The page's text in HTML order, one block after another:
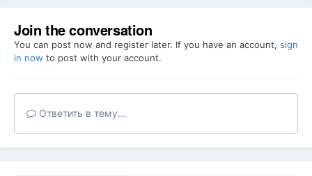
Join the conversation
You can post now and register later. If you have an account, sign
in now to post with your account.
Ответить в тему...